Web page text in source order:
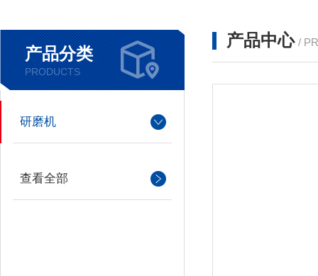
产品分类
PRODUCTS
研磨机
查看全部
产品中心 /